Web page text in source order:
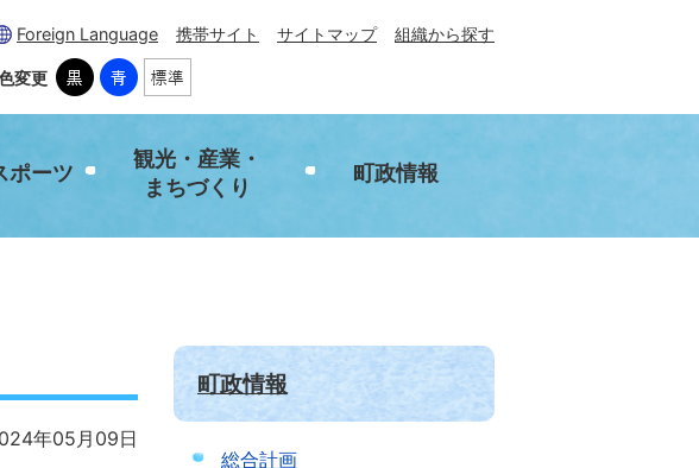
Foreign Language 携帯サイト サイトマップ 組織から探す
変更
ポーツ
観光・産業・
まちづくり
町政情報
年05月09日
町政情報
総合計画